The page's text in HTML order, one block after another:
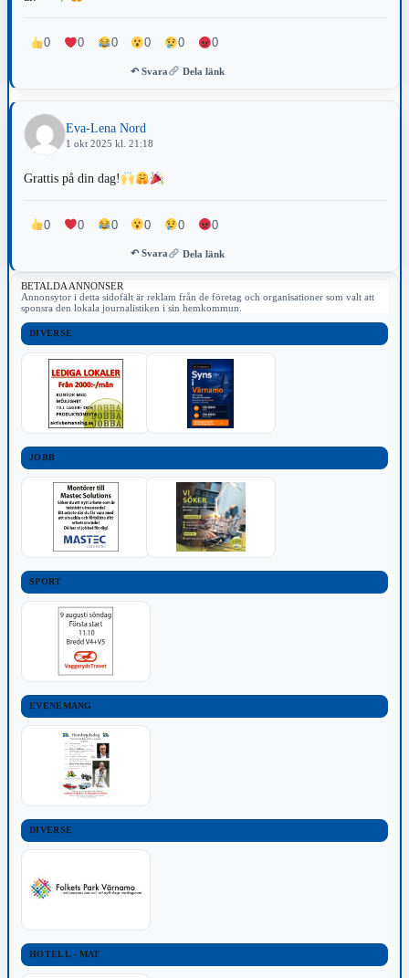
0 0 0 0 0 0
↶ Svara Dela länk
Eva-Lena Nord
1 okt 2025 kl. 21:18
Grattis på din dag!
0 0 0 0 0 0
↶ Svara Dela länk
BETALDA ANNONSER
Annonsytor i detta sidofält är reklam från de företag och organisationer som valt att
sponsra den lokala journalistiken i sin hemkommun.
DIVERSE
JOBB
SPORT
EVENEMANG
DIVERSE
HOTELL - MAT